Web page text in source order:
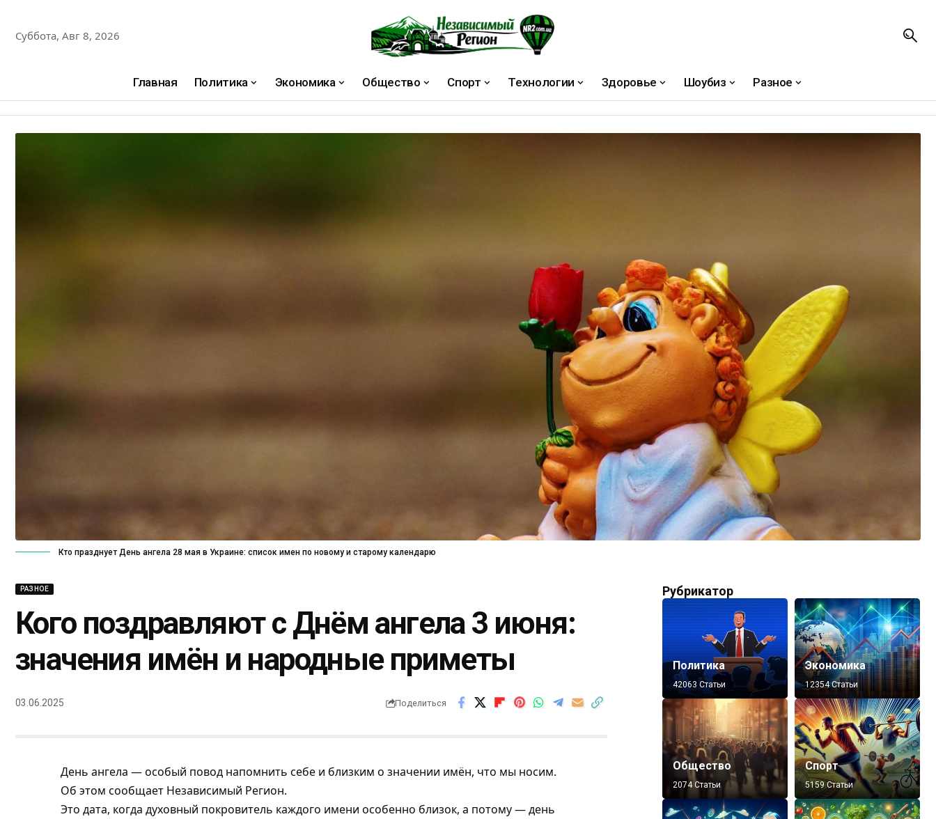
Суббота, Авг 8, 2026
Главная Политика Экономика Общество Спорт Технологии Здоровье Шоубиз Разное
Кто празднует День ангела 28 мая в Украине: список имен по новому и старому календарю
РАЗНОЕ
Кого поздравляют с Днём ангела 3 июня:
значения имён и народные приметы
03.06.2025 Поделиться
День ангела — особый повод напомнить себе и близким о значении имён, что мы носим.
Об этом сообщает Независимый Регион.
Это дата, когда духовный покровитель каждого имени особенно близок, а потому — день
Рубрикатор
Политика
42063 Статьи
Экономика
12354 Статьи
Общество
2074 Статьи
Спорт
5159 Статьи